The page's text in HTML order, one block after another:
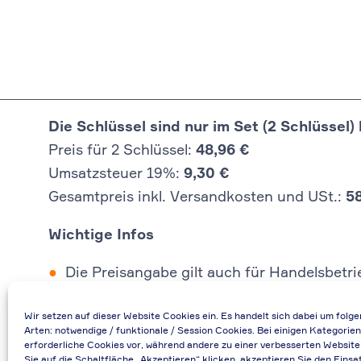
Wir setzen auf dieser Website Cookies ein. Es handelt sich dabei um
Arten: notwendige / funktionale / Session Cookies. Bei einigen
erforderliche Cookies vor, während andere zu einer verbesserten Website
Die Schlüssel sind nur im Set (2
Preis für 2 Schlüssel: 48,96 €
Umsatzsteuer 19%: 9,30 €
Gesamtpreis inkl. Versandkosten und USt.:
Wichtige Infos
Die Preisangabe gilt auch für
Bei Rückfragen können Sie uns über die
Bei Angabe von USt-IdNr und